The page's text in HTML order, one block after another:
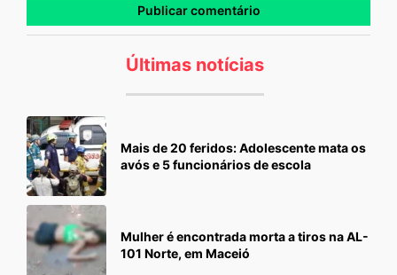
Últimas notícias
Mais de 20 feridos: Adolescente mata os
avós e 5 funcionários de escola
Mulher é encontrada morta a tiros na AL-
101 Norte, em Maceió